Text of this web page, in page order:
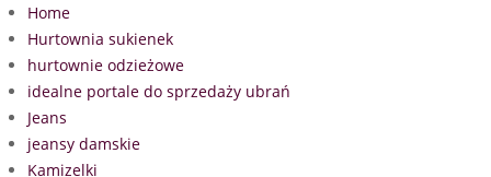
Home
Hurtownia sukienek
hurtownie odzieżowe
idealne portale do sprzedaży ubrań
Jeans
jeansy damskie
Kamizelki